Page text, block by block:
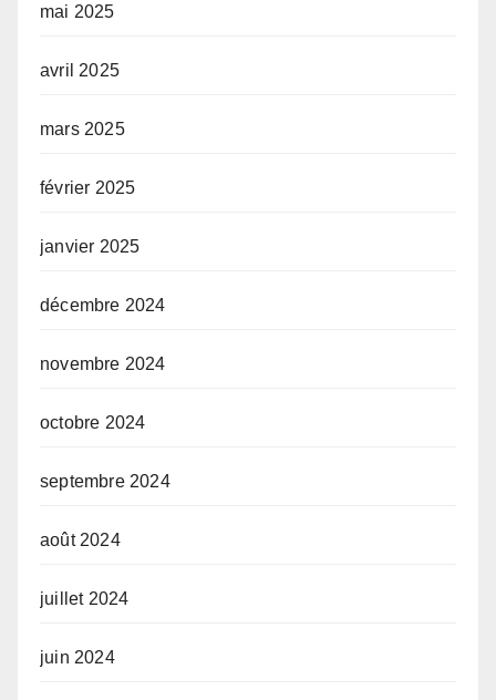
mai 2025
avril 2025
mars 2025
février 2025
janvier 2025
décembre 2024
novembre 2024
octobre 2024
septembre 2024
août 2024
juillet 2024
juin 2024